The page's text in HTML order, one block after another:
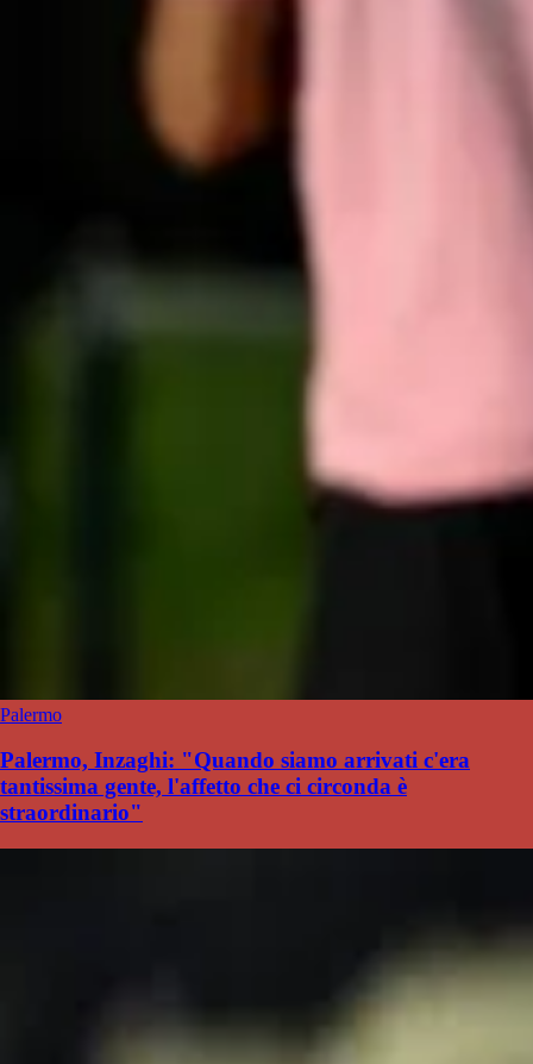
Palermo
Palermo, Inzaghi: "Quando siamo arrivati c'era
tantissima gente, l'affetto che ci circonda è
straordinario"